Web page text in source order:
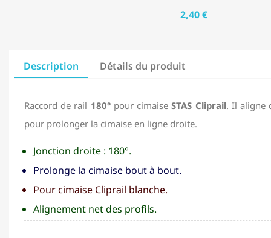
2,40 €
Description Détails du produit
Raccord de rail 180°pour cimaiseSTAS Cliprail. Il aligne
pour prolonger la cimaise en ligne droite.
Jonction droite : 180°.
Prolonge la cimaise bout à bout.
Pour cimaise Cliprail blanche.
Alignement net des profils.